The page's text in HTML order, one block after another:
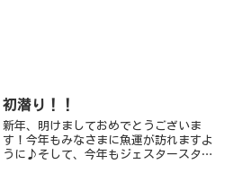
初潜り！！
新年、明けましておめでとうございま
す！今年もみなさまに魚運が訪れますよ
うに♪そして、今年もジェスタースタッ